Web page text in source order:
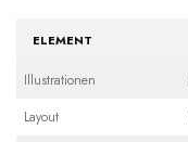
ELEMENT
Illustrationen
Layout